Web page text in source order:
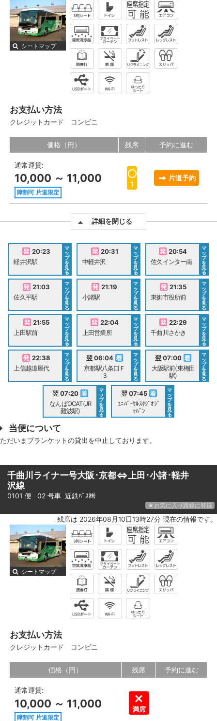
シートマップ
お支払い方法
クレジットカード コンビニ
価格（円） 残席 予約に進む
通常運賃:
10,000 ～ 11,000
障割可 片道限定
1
片道予約
詳細を閉じる
20:23
軽井沢駅
マ
ッ
プ
を
見
る
20:31
中軽井沢
マ
ッ
プ
を
見
る
20:54
佐久インター南
マ
ッ
プ
を
見
る
21:03
佐久平駅
マ
ッ
プ
を
見
る
21:19
小諸駅
マ
ッ
プ
を
見
る
21:35
東御市役所前
マ
ッ
プ
を
見
る
21:55
上田駅前
マ
ッ
プ
を
見
る
22:04
上田営業所
マ
ッ
プ
を
見
る
22:29
千曲川さかき
マ
ッ
プ
を
見
る
22:38
上信越道屋代
マ
ッ
プ
を
見
る
翌 06:04
京都駅八条口Ｆ
３
マ
ッ
プ
を
見
る
翌 07:00
大阪駅前(東梅田
駅)
マ
ッ
プ
を
見
る
翌 07:20
なんばOCAT(JR
難波駅)
マ
ッ
プ
を
見
る
翌 07:45
ﾕﾆﾊﾞｰｻﾙｽﾀｼﾞｵｼﾞ
ｬﾊﾟﾝ
マ
ッ
プ
を
見
る
当便について
ただいまブランケットの貸出を中止しております。
千曲川ライナー号大阪･京都⇔上田･小諸･軽井
沢線
0101 便 02 号車 近鉄ﾊﾞｽ㈱
★お気に入り路線に登録
残席は 2026年08月10日13時27分 現在の情報です。
シートマップ
お支払い方法
クレジットカード コンビニ
価格（円） 残席 予約に進む
通常運賃:
10,000 ～ 11,000
障割可 片道限定
満席